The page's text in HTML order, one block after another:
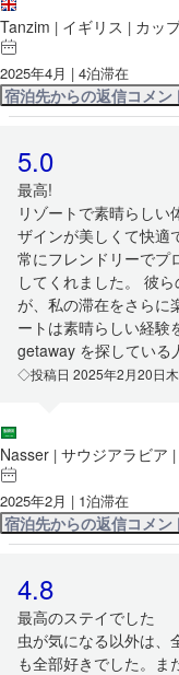
Tanzim | イギリス | カッ
2025年4月 | 4泊滞在
宿泊先からの返信コメン
5.0
最高!
リゾートで素晴らし
ザインが美しくて快適
常にフレンドリーでプ
してくれました。 彼
が、私の滞在をさらに
ートは素晴らしい経験
getaway を探している
◇投稿日 2025年2月20日
Nasser | サウジアラビア |
2025年2月 | 1泊滞在
宿泊先からの返信コメン
4.8
最高のステイでした
虫が気になる以外は、
も全部好きでした。ま